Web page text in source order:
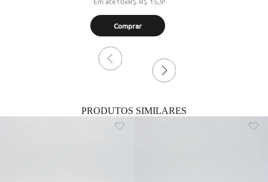
Comprar
PRODUTOS SIMILARES